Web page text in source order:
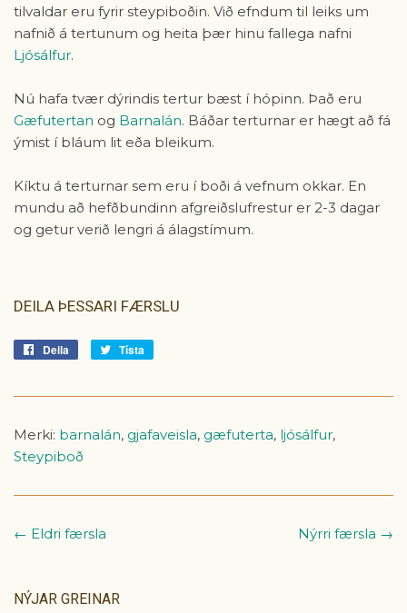
tilvaldar eru fyrir steypiboðin. Við efndum til leiks um
nafnið á tertunum og heita þær hinu fallega nafni
Ljósálfur.
Nú hafa tvær dýrindis tertur bæst í hópinn. Það eru
Gæfutertan og Barnalán. Báðar terturnar er hægt að fá
ýmist í bláum lit eða bleikum.
Kíktu á terturnar sem eru í boði á vefnum okkar. En
mundu að hefðbundinn afgreiðslufrestur er 2-3 dagar
og getur verið lengri á álagstímum.
DEILA ÞESSARI FÆRSLU
Deila
Deila
Tísta
Merki: barnalán, gjafaveisla, gæfuterta, ljósálfur,
Steypiboð
← Eldri færsla Nýrri færsla →
NÝJAR GREINAR